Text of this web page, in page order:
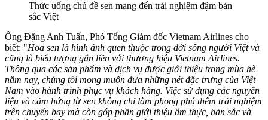
Thức uống chủ đề sen mang đến trải nghiệm đậm bản
sắc Việt
Ông Đặng Anh Tuấn, Phó Tổng Giám đốc Vietnam Airlines cho
biết: "Hoa sen là hình ảnh quen thuộc trong đời sống người Việt và
cũng là biểu tượng gắn liền với thương hiệu Vietnam Airlines.
Thông qua các sản phẩm và dịch vụ được giới thiệu trong mùa hè
năm nay, chúng tôi mong muốn đưa những nét đặc trưng của Việt
Nam vào hành trình phục vụ khách hàng. Việc sử dụng các nguyên
liệu và cảm hứng từ sen không chỉ làm phong phú thêm trải nghiệm
trên chuyến bay mà còn góp phần giới thiệu ẩm thực, bản sắc và